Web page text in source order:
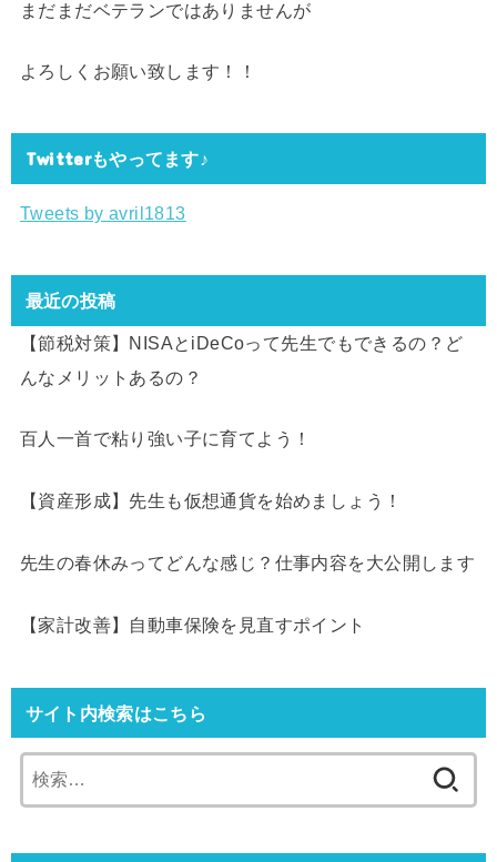
まだまだベテランではありませんが
よろしくお願い致します！！
Twitterもやってます♪
Tweets by avril1813
最近の投稿
【節税対策】NISAとiDeCoって先生でもできるの？ど
んなメリットあるの？
百人一首で粘り強い子に育てよう！
【資産形成】先生も仮想通貨を始めましょう！
先生の春休みってどんな感じ？仕事内容を大公開します
【家計改善】自動車保険を見直すポイント
サイト内検索はこちら
索: